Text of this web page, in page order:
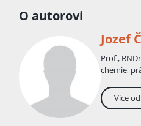
O autorovi
Jozef
Prof.,
chemie,
Více